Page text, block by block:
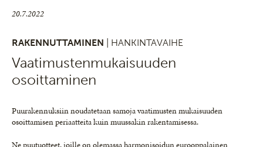
20.7.2022
RAKENNUTTAMINEN | HANKINTAVAIHE
Vaatimustenmukaisuuden
osoittaminen
Puurakennuksiin noudatetaan samoja vaatimusten mukaisuuden
osoittamisen periaatteita kuin muussakin rakentamisessa.